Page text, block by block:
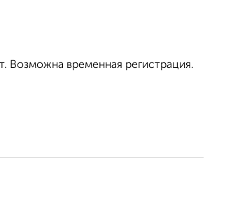
Возможна временная регистрация.